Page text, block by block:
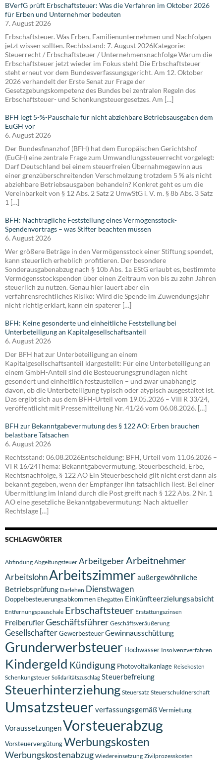
BVerfG prüft Erbschaftsteuer: Was die Verfahren im Oktober 2026
für Erben und Unternehmer bedeuten
7. August 2026
Erbschaftsteuer. Was Erben, Familienunternehmen und Nachfolgen
jetzt wissen sollten. Rechtsstand: 7. August 2026Kategorie:
Steuerrecht / Erbschaftsteuer / Unternehmensnachfolge Warum die
Erbschaftsteuer jetzt wieder im Fokus steht Die Erbschaftsteuer
steht erneut vor dem Bundesverfassungsgericht. Am 12. Oktober
2026 verhandelt der Erste Senat zur Frage der
Gesetzgebungskompetenz des Bundes bei zentralen Regeln des
Erbschaftsteuer- und Schenkungsteuergesetzes. Am […]
BFH legt 5-%-Pauschale für nicht abziehbare Betriebsausgaben dem
EuGH vor
6. August 2026
Der Bundesfinanzhof (BFH) hat dem Europäischen Gerichtshof
(EuGH) eine zentrale Frage zum Umwandlungssteuerrecht vorgelegt:
Darf Deutschland bei einem steuerfreien Übernahmegewinn aus
einer grenzüberschreitenden Verschmelzung trotzdem 5 % als nicht
abziehbare Betriebsausgaben behandeln? Konkret geht es um die
Vereinbarkeit von § 12 Abs. 2 Satz 2 UmwStG i. V. m. § 8b Abs. 3 Satz
1 […]
BFH: Nachträgliche Feststellung eines Vermögensstock-
Spendenvortrags – was Stifter beachten müssen
6. August 2026
Wer größere Beträge in den Vermögensstock einer Stiftung spendet,
kann steuerlich erheblich profitieren. Der besondere
Sonderausgabenabzug nach § 10b Abs. 1a EStG erlaubt es, bestimmte
Vermögensstockspenden über einen Zeitraum von bis zu zehn Jahren
steuerlich zu nutzen. Genau hier lauert aber ein
verfahrensrechtliches Risiko: Wird die Spende im Zuwendungsjahr
nicht richtig erklärt, kann ein späterer […]
BFH: Keine gesonderte und einheitliche Feststellung bei
Unterbeteiligung an Kapitalgesellschaftsanteil
6. August 2026
Der BFH hat zur Unterbeteiligung an einem
Kapitalgesellschaftsanteil klargestellt: Für eine Unterbeteiligung an
einem GmbH-Anteil sind die Besteuerungsgrundlagen nicht
gesondert und einheitlich festzustellen – und zwar unabhängig
davon, ob die Unterbeteiligung typisch oder atypisch ausgestaltet ist.
Das ergibt sich aus dem BFH-Urteil vom 19.05.2026 – VIII R 33/24,
veröffentlicht mit Pressemitteilung Nr. 41/26 vom 06.08.2026. […]
BFH zur Bekanntgabevermutung des § 122 AO: Erben brauchen
belastbare Tatsachen
6. August 2026
Rechtsstand: 06.08.2026Entscheidung: BFH, Urteil vom 11.06.2026 –
VI R 16/24Thema: Bekanntgabevermutung, Steuerbescheid, Erbe,
Rechtsnachfolge, § 122 AO Ein Steuerbescheid gilt nicht erst dann als
bekannt gegeben, wenn der Empfänger ihn tatsächlich liest. Bei einer
Übermittlung im Inland durch die Post greift nach § 122 Abs. 2 Nr. 1
AO eine gesetzliche Bekanntgabevermutung: Nach aktueller
Rechtslage […]
SCHLAGWÖRTER
Abfindung Abgeltungsteuer ArbeitgeberArbeitnehmer
ArbeitslohnArbeitszimmeraußergewöhnliche
Betriebsprüfung Darlehen Dienstwagen
Doppelbesteuerungsabkommen Ehegatten Einkünfteerzielungsabsicht
Entfernungspauschale Erbschaftsteuer Erstattungszinsen
FreiberuflerGeschäftsführer Geschäftsveräußerung
GesellschafterGewerbesteuerGewinnausschüttung
Grunderwerbsteuer Hochwasser Insolvenzverfahren
Kindergeld Kündigung Photovoltaikanlage Reisekosten
Schenkungsteuer Solidaritätszuschlag Steuerbefreiung
Steuerhinterziehung Steuersatz Steuerschuldnerschaft
Umsatzsteuer verfassungsgemäßVermietung
VoraussetzungenVorsteuerabzug
VorsteuervergütungWerbungskosten
Werbungskostenabzug Wiedereinsetzung Zivilprozesskosten